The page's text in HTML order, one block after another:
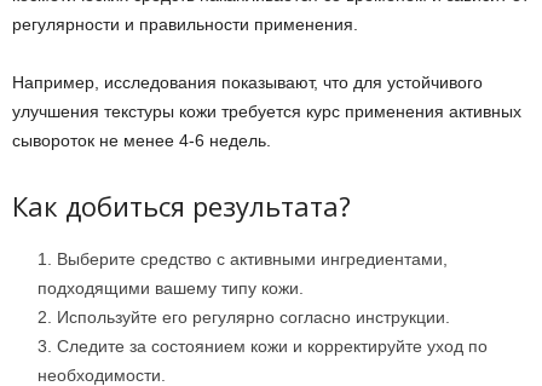
регулярности и правильности применения.
Например, исследования показывают, что для устойчивого
улучшения текстуры кожи требуется курс применения активных
сывороток не менее 4-6 недель.
Как добиться результата?
Выберите средство с активными ингредиентами,
подходящими вашему типу кожи.
Используйте его регулярно согласно инструкции.
Следите за состоянием кожи и корректируйте уход по
необходимости.